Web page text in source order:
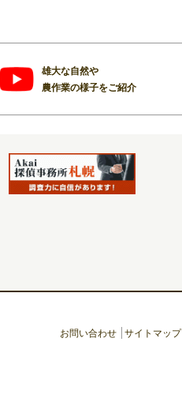
雄大な自然や
農作業の様子をご紹介
お問い合わせ サイトマップ